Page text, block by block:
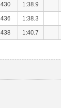
430 1:38.9
436 1:38.3
438 1:40.7